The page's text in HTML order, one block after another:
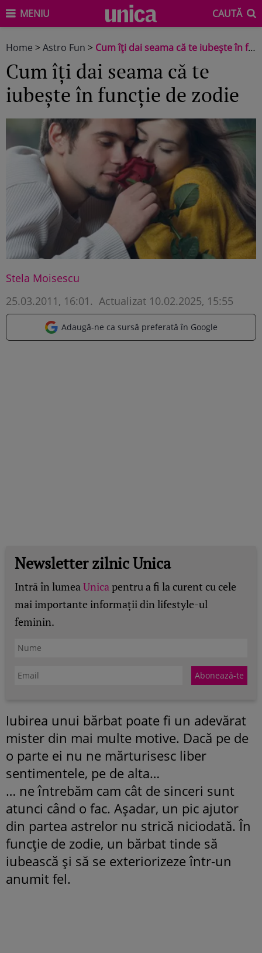
MENIU CAUTĂ
Home >Astro Fun > Cum îţi dai seama că te iubeşte în funcţie de zodie
Cum îţi dai seama că te
iubeşte în funcţie de zodie
Stela Moisescu
25.03.2011, 16:01 . Actualizat 10.02.2025, 15:55
Adaugă-ne ca sursă preferată în Google
Newsletter zilnic Unica
Intră în lumeaUnicapentru a fi la curent cu cele
mai importante informații din lifestyle-ul
feminin.
Iubirea unui bărbat poate fi un adevărat
mister din mai multe motive. Dacă pe de
o parte ei nu ne mărturisesc liber
sentimentele, pe de alta…
… ne întrebăm cam cât de sinceri sunt
atunci când o fac. Aşadar, un pic ajutor
din partea astrelor nu strică niciodată. În
funcţie de zodie, un bărbat tinde să
iubească şi să se exteriorizeze într-un
anumit fel.